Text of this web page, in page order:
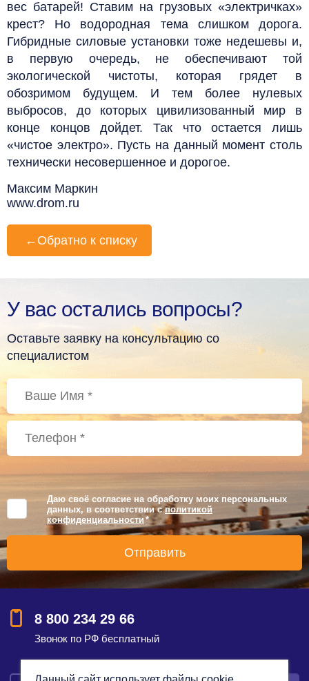
вес батарей! Ставим на грузовых «электричках»
крест? Но водородная тема слишком дорога.
Гибридные силовые установки тоже недешевы и,
в первую очередь, не обеспечивают той
экологической чистоты, которая грядет в
обозримом будущем. И тем более нулевых
выбросов, до которых цивилизованный мир в
конце концов дойдет. Так что остается лишь
«чистое электро». Пусть на данный момент столь
технически несовершенное и дорогое.
Максим Маркин
www.drom.ru
← Обратно к списку
У вас остались вопросы?
Оставьте заявку на консультацию со
специалистом
Даю своё согласие на обработку моих персональных
данных, в соответствии сполитикой
конфиденциальности *
8 800 234 29 66
Звонок по РФ бесплатный